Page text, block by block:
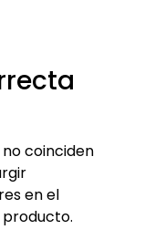
coinciden
en el